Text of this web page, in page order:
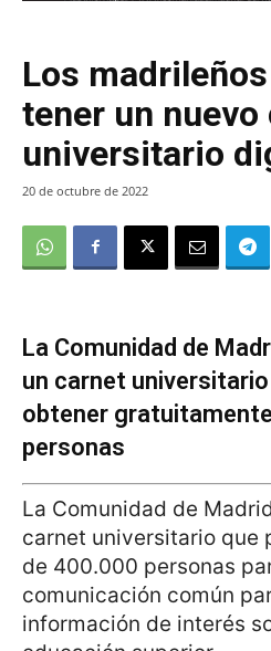
Los
tener un nuevo
universitario
20 de octubre de 2022
La Comunidad de
un carnet
obtener
personas
La Comunidad de
carnet universitario que
de 400.000 personas
comunicación común
información de interés